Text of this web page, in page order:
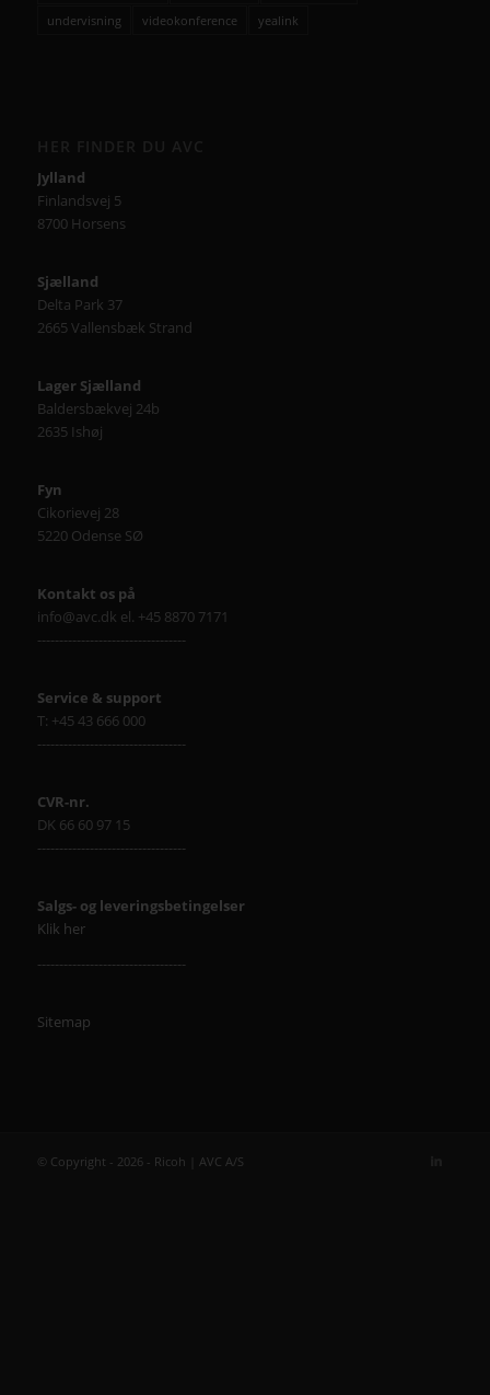
undervisning
videokonference yealink
Jylland
Finlandsvej 5
8700 Horsens
Sjælland
Delta Park 37
2665 Vallensbæk Strand
Lager Sjælland
Baldersbækvej 24b
2635 Ishøj
Fyn
Cikorievej 28
5220 Odense SØ
Kontakt os på
info@avc.dk el. +45 8870 7171
----------------------------------
Service & support
T: +45 43 666 000
----------------------------------
CVR-nr.
DK 66 60 97 15
----------------------------------
Salgs- og leveringsbetingelser
Klik her
----------------------------------
Sitemap
© Copyright - 2026 - Ricoh | AVC A/S